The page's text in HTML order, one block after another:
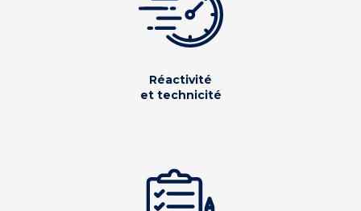
Réactivité
et technicité